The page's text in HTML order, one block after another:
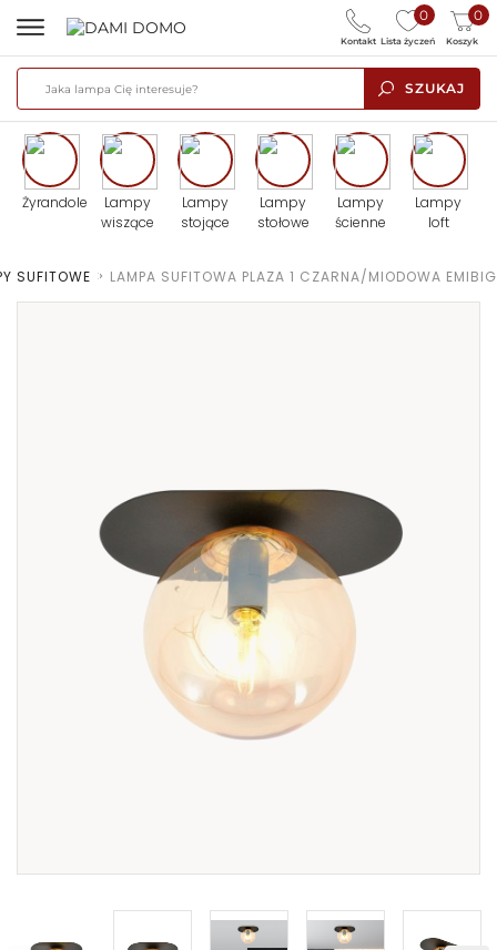
SZUKAJ
0
Lista życzeń
0
Koszyk
Kontakt
Żyrandole
Lampy
wiszące
Lampy
stojące
Lampy
stołowe
Lampy
ścienne
Lampy
loft
SUFITOWE > LAMPA SUFITOWA PLAZA 1 CZARNA/MIODOWA EMIBIG